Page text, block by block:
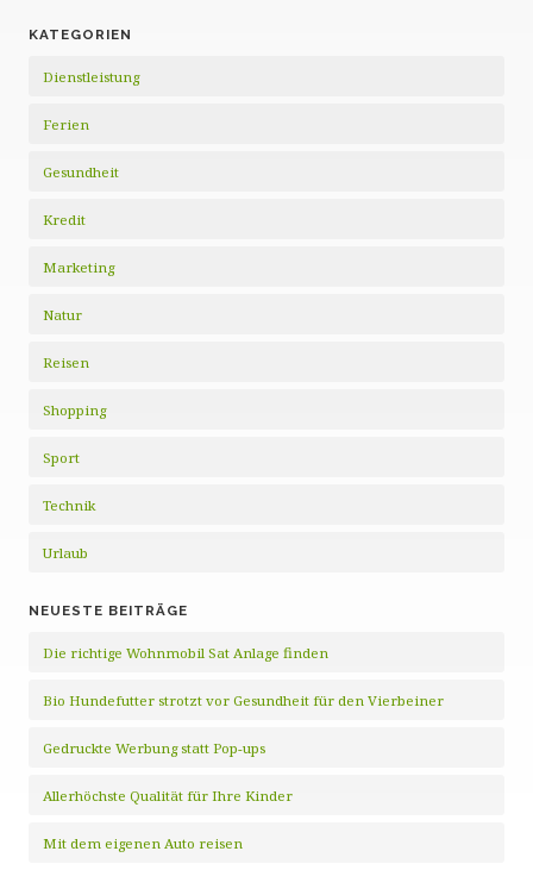
KATEGORIEN
Dienstleistung
Ferien
Gesundheit
Kredit
Marketing
Natur
Reisen
Shopping
Sport
Technik
Urlaub
NEUESTE BEITRÄGE
Die richtige Wohnmobil Sat Anlage finden
Bio Hundefutter strotzt vor Gesundheit für den Vierbeiner
Gedruckte Werbung statt Pop-ups
Allerhöchste Qualität für Ihre Kinder
Mit dem eigenen Auto reisen